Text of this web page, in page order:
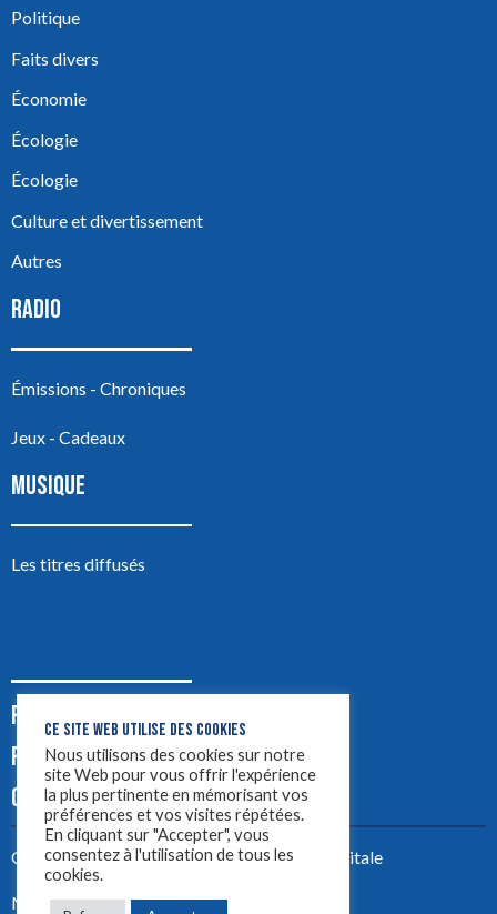
Politique
Faits divers
Économie
Écologie
Écologie
Culture et divertissement
Autres
RADIO
Émissions - Chroniques
Jeux - Cadeaux
MUSIQUE
Les titres diffusés
PODCASTS
PUB
CONTACT
Créez votre site avecYellowtie – Agence Digitale
Mentions légales
CE SITE WEB UTILISE DES COOKIES
Nous utilisons des cookies sur notre
site Web pour vous offrir l'expérience
la plus pertinente en mémorisant vos
préférences et vos visites répétées.
En cliquant sur "Accepter", vous
consentez à l'utilisation de tous les
cookies.